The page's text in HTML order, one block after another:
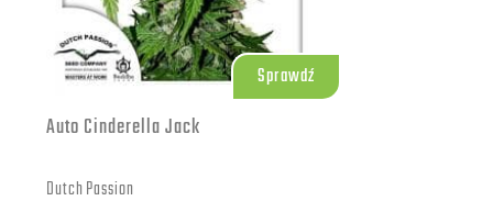
Sprawdź
Auto Cinderella Jack
Dutch Passion